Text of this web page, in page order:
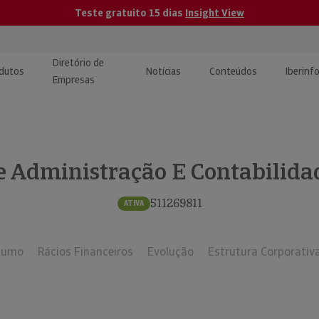
Teste gratuito 15 dias Insight View
e Monitorização de
Diretório de
Empresas
Notícias Conteúdos
| Estudos e
Administração E
ATIVA 511269811
Rácios Financeiros Evolução Estrutura Corporativa